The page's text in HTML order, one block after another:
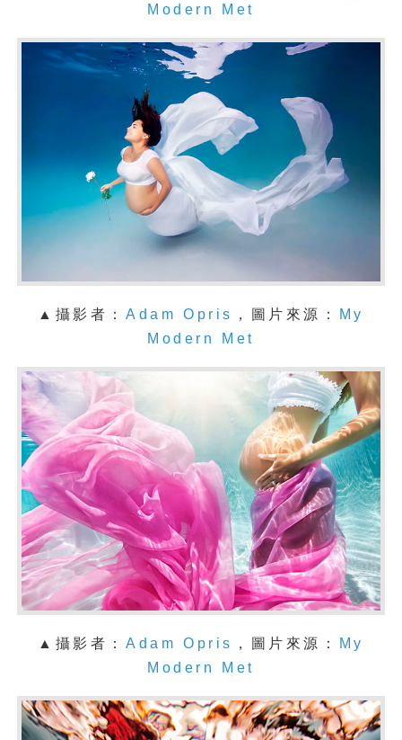
Modern Met
▲攝影者：Adam Opris ，圖片來源：
My
Modern Met
▲攝影者：Adam Opris ，圖片來源：
My
Modern Met